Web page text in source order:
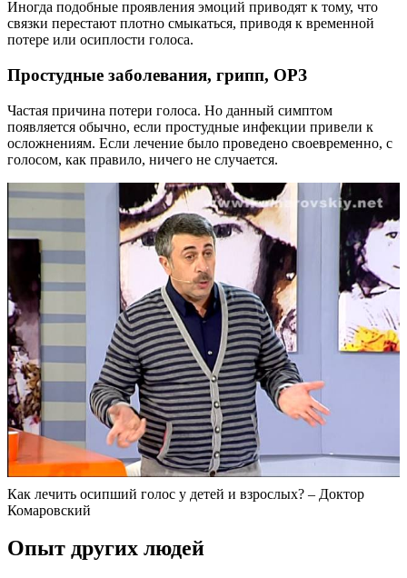
Иногда подобные проявления эмоций приводят к тому, что
связки перестают плотно смыкаться, приводя к временной
потере или осиплости голоса.
Простудные заболевания, грипп, ОРЗ
Частая причина потери голоса. Но данный симптом
появляется обычно, если простудные инфекции привели к
осложнениям. Если лечение было проведено своевременно, с
голосом, как правило, ничего не случается.
Как лечить осипший голос у детей и взрослых? – Доктор
Комаровский
Опыт других людей